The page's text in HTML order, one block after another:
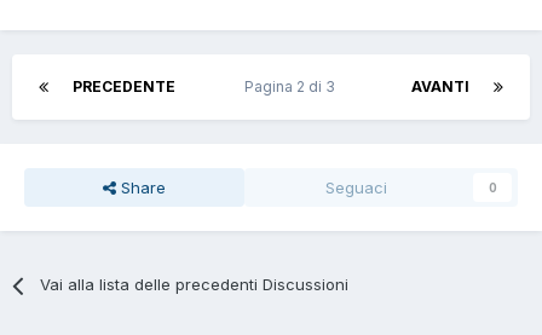
PRECEDENTE AVANTI
Pagina 2 di 3
Share Seguaci 0
Vai alla lista delle precedenti Discussioni